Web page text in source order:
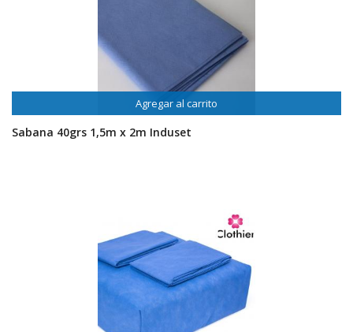
Agregar al carrito
Sabana 40grs 1,5m x 2m Induset